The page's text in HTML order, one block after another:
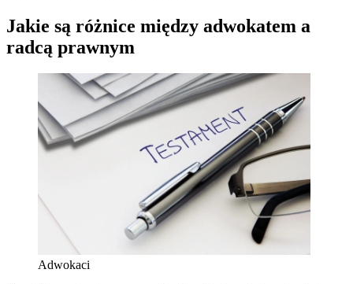
Jakie są różnice między adwokatem a
radcą prawnym
Adwokaci